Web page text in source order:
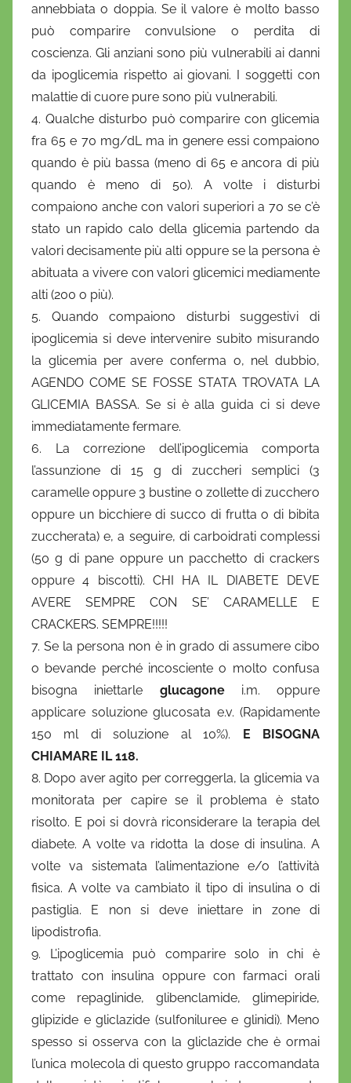
annebbiata o doppia. Se il valore è molto basso
può comparire convulsione o perdita di
coscienza. Gli anziani sono più vulnerabili ai danni
da ipoglicemia rispetto ai giovani. I soggetti con
malattie di cuore pure sono più vulnerabili.
4. Qualche disturbo può comparire con glicemia
fra 65 e 70 mg/dL ma in genere essi compaiono
quando è più bassa (meno di 65 e ancora di più
quando è meno di 50). A volte i disturbi
compaiono anche con valori superiori a 70 se c’è
stato un rapido calo della glicemia partendo da
valori decisamente più alti oppure se la persona è
abituata a vivere con valori glicemici mediamente
alti (200 o più).
5. Quando compaiono disturbi suggestivi di
ipoglicemia si deve intervenire subito misurando
la glicemia per avere conferma o, nel dubbio,
AGENDO COME SE FOSSE STATA TROVATA LA
GLICEMIA BASSA. Se si è alla guida ci si deve
immediatamente fermare.
6. La correzione dell’ipoglicemia comporta
l’assunzione di 15 g di zuccheri semplici (3
caramelle oppure 3 bustine o zollette di zucchero
oppure un bicchiere di succo di frutta o di bibita
zuccherata) e, a seguire, di carboidrati complessi
(50 g di pane oppure un pacchetto di crackers
oppure 4 biscotti). CHI HA IL DIABETE DEVE
AVERE SEMPRE CON SE’ CARAMELLE E
CRACKERS. SEMPRE!!!!!
7. Se la persona non è in grado di assumere cibo
o bevande perché incosciente o molto confusa
bisogna iniettarle glucagonei.m. oppure
applicare soluzione glucosata e.v. (Rapidamente
150 ml di soluzione al 10%). E BISOGNA
CHIAMARE IL 118.
8. Dopo aver agito per correggerla, la glicemia va
monitorata per capire se il problema è stato
risolto. E poi si dovrà riconsiderare la terapia del
diabete. A volte va ridotta la dose di insulina. A
volte va sistemata l’alimentazione e/o l’attività
fisica. A volte va cambiato il tipo di insulina o di
pastiglia. E non si deve iniettare in zone di
lipodistrofia.
9. L’ipoglicemia può comparire solo in chi è
trattato con insulina oppure con farmaci orali
come repaglinide, glibenclamide, glimepiride,
glipizide e gliclazide (sulfoniluree e glinidi). Meno
spesso si osserva con la gliclazide che è ormai
l’unica molecola di questo gruppo raccomandata